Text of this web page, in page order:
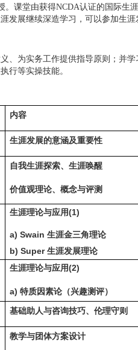
课堂由获得NCDA认证的国际
发展继续深造学习，可以参加生涯
、为实务工作提供指导原则；并
行等实操技能。
内容
生涯发展的意涵及重要性
自我生涯探索、生涯唤醒
价值观理论、概念与评测
生涯理论与应用(1)
a) Swain生涯金三角理论
b) Super生涯发展理论
生涯理论与应用(2)
a) 特质因素论（兴趣测评）
基础助人与咨询技巧、伦理守则
教学与团体方案设计